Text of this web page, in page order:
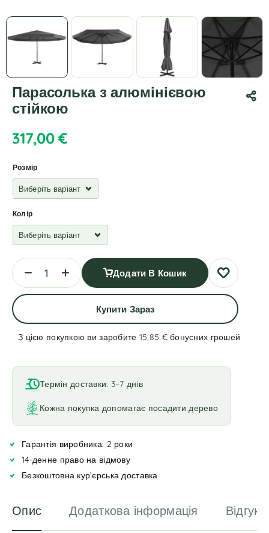
Парасолька з алюмінієвою
стійкою
317,00€
Розмір
Колір
Додати В Кошик
Купити Зараз
З цією покупкою ви заробите 15,85 €бонусних грошей
l
t
e
r
n
t
i
Термін доставки: 3–7 днів
Кожна покупка допомагає посадити дерево
Гарантія виробника: 2 роки
14-денне право на відмову
Безкоштовна кур’єрська доставка
Опис Додаткова інформація